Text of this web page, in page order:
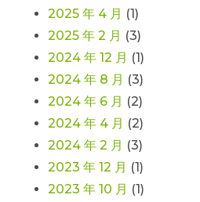
2025 年 4 月 (1)
2025 年 2 月 (3)
2024 年 12 月 (1)
2024 年 8 月 (3)
2024 年 6 月 (2)
2024 年 4 月 (2)
2024 年 2 月 (3)
2023 年 12 月 (1)
2023 年 10 月 (1)